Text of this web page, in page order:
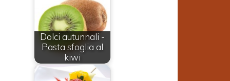
Dolci autunnali -
Pasta sfoglia al
kiwi